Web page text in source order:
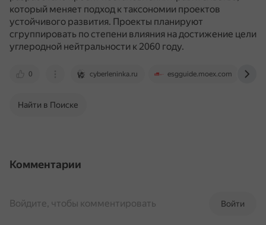
который меняет подход к таксономии проектов
устойчивого развития. Проекты планируют
сгруппировать по степени влияния на достижение цели
углеродной нейтральности к 2060 году.
0 cyberleninka.ru esgguide.moex.com
Найти в Поиске
Комментарии
Войти
Войдите, чтобы комментировать